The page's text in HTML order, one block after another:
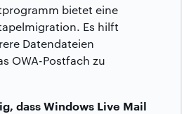
bietet eine
Es hilft
Datendateien
OWA-Postfach zu
dass Windows Live Mail